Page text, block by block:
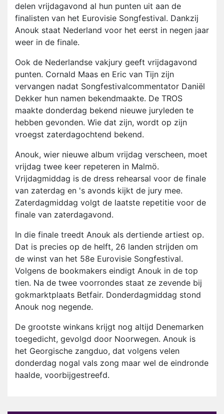
delen vrijdagavond al hun punten uit aan de
finalisten van het Eurovisie Songfestival. Dankzij
Anouk staat Nederland voor het eerst in negen jaar
weer in de finale.
Ook de Nederlandse vakjury geeft vrijdagavond
punten. Cornald Maas en Eric van Tijn zijn
vervangen nadat Songfestivalcommentator Daniël
Dekker hun namen bekendmaakte. De TROS
maakte donderdag bekend nieuwe juryleden te
hebben gevonden. Wie dat zijn, wordt op zijn
vroegst zaterdagochtend bekend.
Anouk, wier nieuwe album vrijdag verscheen, moet
vrijdag twee keer repeteren in Malmö.
Vrijdagmiddag is de dress rehearsal voor de finale
van zaterdag en 's avonds kijkt de jury mee.
Zaterdagmiddag volgt de laatste repetitie voor de
finale van zaterdagavond.
In die finale treedt Anouk als dertiende artiest op.
Dat is precies op de helft, 26 landen strijden om
de winst van het 58e Eurovisie Songfestival.
Volgens de bookmakers eindigt Anouk in de top
tien. Na de twee voorrondes staat ze zevende bij
gokmarktplaats Betfair. Donderdagmiddag stond
Anouk nog negende.
De grootste winkans krijgt nog altijd Denemarken
toegedicht, gevolgd door Noorwegen. Anouk is
het Georgische zangduo, dat volgens velen
donderdag nogal vals zong maar wel de eindronde
haalde, voorbijgestreefd.